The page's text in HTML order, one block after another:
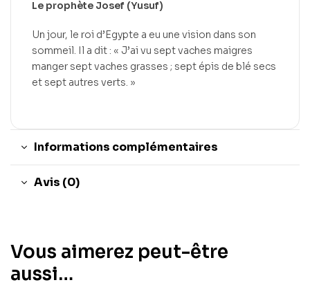
Le prophète Josef (Yusuf)
Un jour, le roi d’Egypte a eu une vision dans son
sommeil. Il a dit : « J’ai vu sept vaches maigres
manger sept vaches grasses ; sept épis de blé secs
et sept autres verts. »
Informations complémentaires
Avis (0)
Vous aimerez peut-être
aussi…